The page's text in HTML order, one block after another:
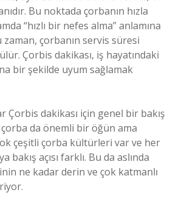
Bu noktada çorbanın hızla
“hızlı bir nefes alma” anlamına
çorbanın servis süresi
Çorbis dakikası, iş hayatındaki
bir şekilde uyum sağlamak
Çorbis dakikası için genel bir bakış
çorba da önemli bir öğün ama
çeşitli çorba kültürleri var ve her
bakış açısı farklı. Bu da aslında
ne kadar derin ve çok katmanlı